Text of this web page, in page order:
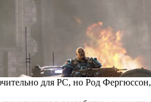
для PC, но Род Фергюссон,